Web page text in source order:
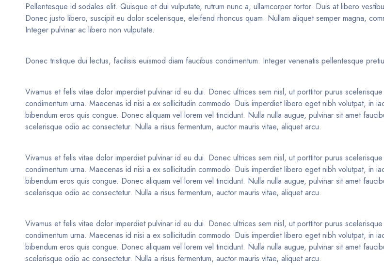
Pellentesque id sodales elit. Quisque et dui vulputate, rutrum nunc a, ullamcorper tortor. Duis at libero
Donec justo libero, suscipit eu dolor scelerisque, eleifend rhoncus quam. Nullam aliquet semper magna,
Integer pulvinar ac libero non vulputate.
Donec tristique dui lectus, facilisis euismod diam faucibus condimentum. Integer venenatis pellentesque
Vivamus et felis vitae dolor imperdiet pulvinar id eu dui. Donec ultrices sem nisl, ut porttitor purus
condimentum urna. Maecenas id nisi a ex sollicitudin commodo. Duis imperdiet libero eget nibh volutpat, in
bibendum eros quis congue. Donec aliquam vel lorem vel tincidunt. Nulla nulla augue, pulvinar sit amet
scelerisque odio ac consectetur. Nulla a risus fermentum, auctor mauris vitae, aliquet arcu.
Vivamus et felis vitae dolor imperdiet pulvinar id eu dui. Donec ultrices sem nisl, ut porttitor purus
condimentum urna. Maecenas id nisi a ex sollicitudin commodo. Duis imperdiet libero eget nibh volutpat, in
bibendum eros quis congue. Donec aliquam vel lorem vel tincidunt. Nulla nulla augue, pulvinar sit amet
scelerisque odio ac consectetur. Nulla a risus fermentum, auctor mauris vitae, aliquet arcu.
Vivamus et felis vitae dolor imperdiet pulvinar id eu dui. Donec ultrices sem nisl, ut porttitor purus
condimentum urna. Maecenas id nisi a ex sollicitudin commodo. Duis imperdiet libero eget nibh volutpat, in
bibendum eros quis congue. Donec aliquam vel lorem vel tincidunt. Nulla nulla augue, pulvinar sit amet
scelerisque odio ac consectetur. Nulla a risus fermentum, auctor mauris vitae, aliquet arcu.